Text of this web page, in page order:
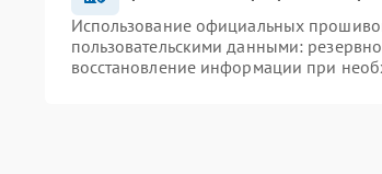
Использование официальных
пользовательскими данными:
восстановление информации при